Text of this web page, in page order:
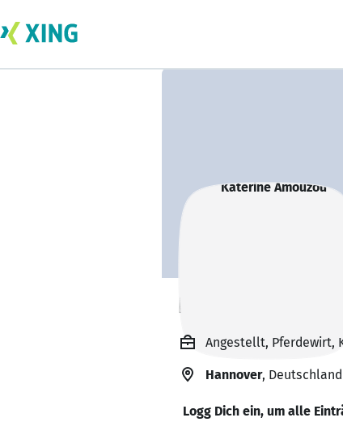
Katerine
Angestellt, Pferdewirt,
Hannover, Deutschland
Logg Dich ein, um alle